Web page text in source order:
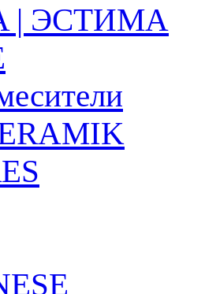
| ЭСТИМА